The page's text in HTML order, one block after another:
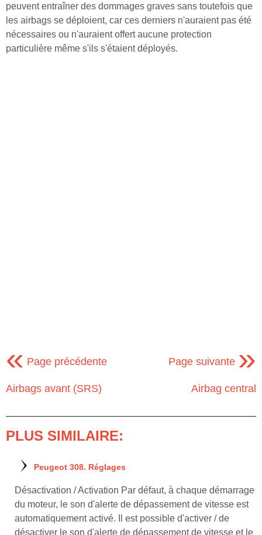
peuvent entraîner des dommages graves sans toutefois que
les airbags se déploient, car ces derniers n'auraient pas été
nécessaires ou n'auraient offert aucune protection
particulière même s'ils s'étaient déployés.
« Page précédente
Airbags avant (SRS)
Page suivante »
Airbag central
PLUS SIMILAIRE:
Peugeot 308. Réglages
Désactivation / Activation Par défaut, à chaque démarrage
du moteur, le son d'alerte de dépassement de vitesse est
automatiquement activé. Il est possible d'activer / de
désactiver le son d'alerte de dépassement de vitesse et le